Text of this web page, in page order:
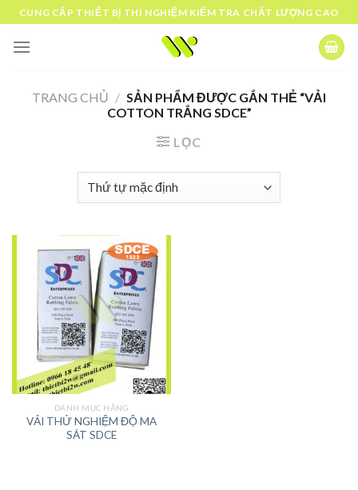
Skip
to
content
CUNG CẤP THIẾT BỊ THÍ NGHIỆM KIỂM TRA CHẤT LƯỢNG CAO
TRANG CHỦ / SẢN PHẨM ĐƯỢC GẮN THẺ “VẢI
COTTON TRẮNG SDCE”
LỌC
DANH MỤC HÃNG
VẢI THỬ NGHIỆM ĐỘ MA
SÁT SDCE